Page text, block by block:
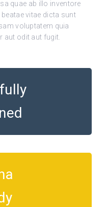
quae ab illo inventore
vitae dicta sunt
voluptatem quia
aut odit aut fugit.